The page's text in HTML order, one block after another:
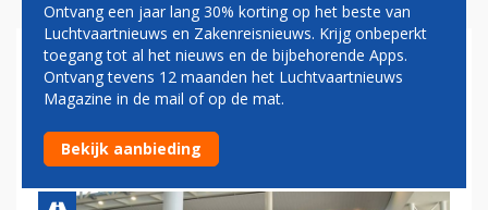
MEER DAN 2 MILJOEN
REIZIGERS VOOR BRUSSELS
AIRPORT IN SEPTEMBER
Ontvang een jaar lang 30% korting op het beste van
Luchtvaartnieuws en Zakenreisnieuws. Krijg onbeperkt
toegang tot al het nieuws en de bijbehorende Apps.
Ontvang tevens 12 maanden het Luchtvaartnieuws
Magazine in de mail of op de mat.
Bekijk aanbieding